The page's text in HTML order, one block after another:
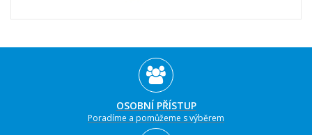
OSOBNÍ PŘÍSTUP
Poradíme a pomůžeme s výběrem